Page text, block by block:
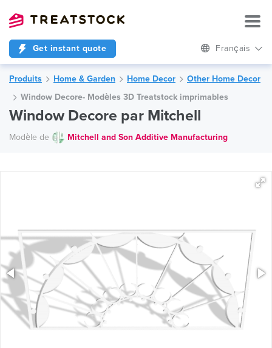
Get instant quote Français
Produits Home & Garden Home Decor
Other Home Decor
Window Decore- Modèles 3D Treatstock imprimables
Window Decore par Mitchell
Modèle de Mitchell and Son Additive Manufacturing